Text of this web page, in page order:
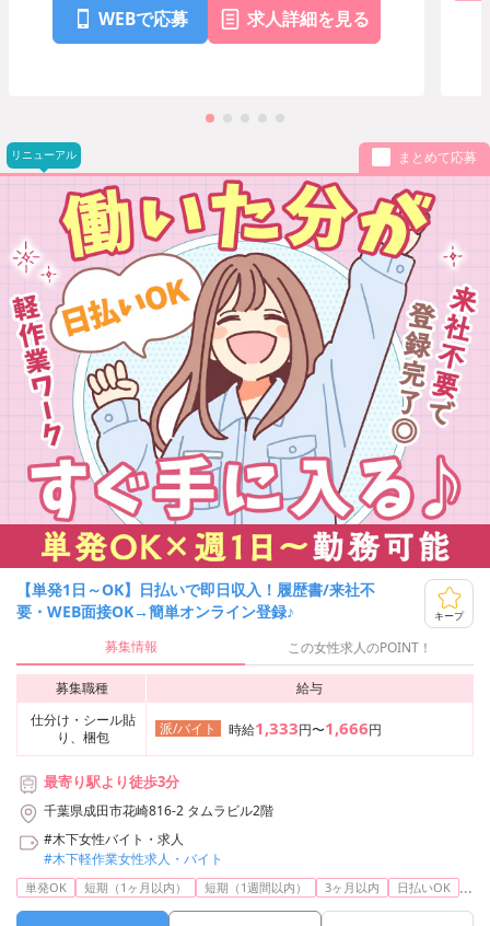
WEBで応募 求人詳細を見る
リニューアル まとめて応募
【単発1日～OK】日払いで即日収入！履歴書/来社不
要・WEB面接OK→簡単オンライン登録♪
キープ
募集情報 この女性求人のPOINT！
募集職種
給与
仕分け・シール貼
り、梱包
派/バイト 時給1,333円〜1,666円
最寄り駅より徒歩3分
千葉県成田市花崎816-2 タムラビル2階
#木下女性バイト・求人
#木下軽作業女性求人・バイト
単発OK 短期（1ヶ月以内） 短期（1週間以内） 3ヶ月以内 日払いOK ...